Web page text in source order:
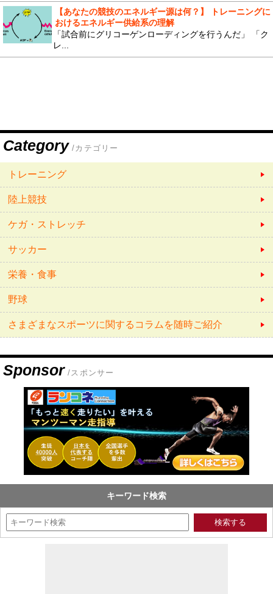
【あなたの競技のエネルギー源は何？】 トレーニングに
おけるエネルギー供給系の理解
「試合前にグリコーゲンローディングを行うんだ」 「ク
レ...
Category /カテゴリー
トレーニング
陸上競技
ケガ・ストレッチ
サッカー
栄養・食事
野球
さまざまなスポーツに関するコラムを随時ご紹介
Sponsor /スポンサー
キーワード検索